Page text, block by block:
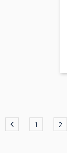
1 2